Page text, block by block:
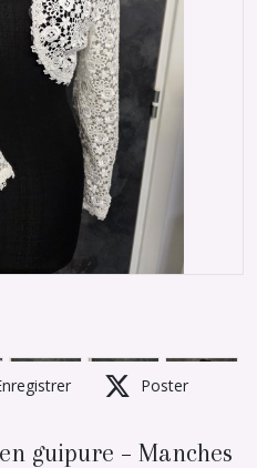
Poster
guipure – Manches